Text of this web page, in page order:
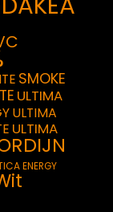
SMOKE
ULTIMA
ULTIMA
ULTIMA
ENERGY